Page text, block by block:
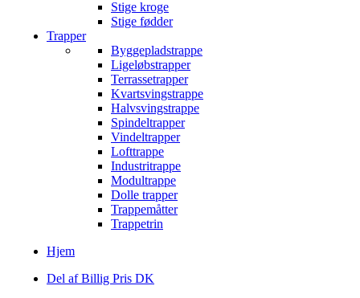
Stige kroge
Stige fødder
Trapper
Byggepladstrappe
Ligeløbstrapper
Terrassetrapper
Kvartsvingstrappe
Halvsvingstrappe
Spindeltrapper
Vindeltrapper
Lofttrappe
Industritrappe
Modultrappe
Dolle trapper
Trappemåtter
Trappetrin
Hjem
Del af Billig Pris DK